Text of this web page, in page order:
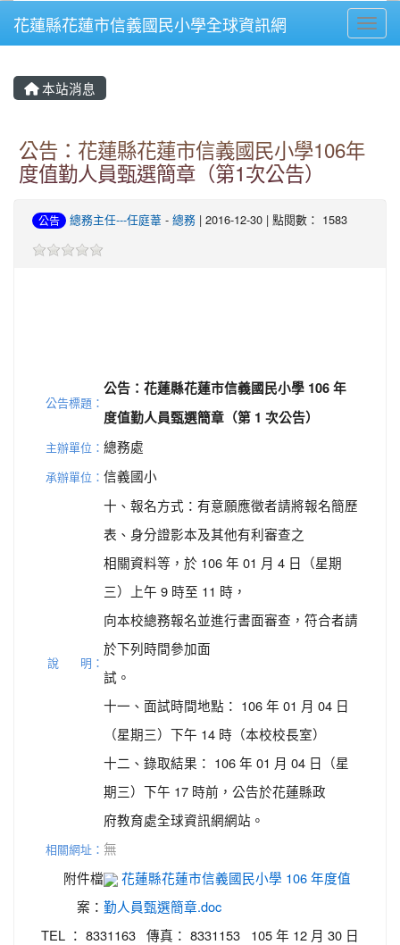
⏸
花蓮縣花蓮市信義國民小學全球資訊網
本站消息
公告：花蓮縣花蓮市信義國民小學106年
度值勤人員甄選簡章（第1次公告）
公告 總務主任---任庭葦 - 總務 | 2016-12-30 | 點閱數： 1583
公告標題：
公告：花蓮縣花蓮市信義國民小學 106 年
度值勤人員甄選簡章（第 1 次公告）
主辦單位： 總務處
承辦單位： 信義國小
說 明：
十、報名方式：有意願應徵者請將報名簡歷
表、身分證影本及其他有利審查之
相關資料等，於 106 年 01 月 4 日（星期
三）上午 9 時至 11 時，
向本校總務報名並進行書面審查，符合者請
於下列時間參加面
試。
十一、面試時間地點： 106 年 01 月 04 日
（星期三）下午 14 時（本校校長室）
十二、錄取結果： 106 年 01 月 04 日（星
期三）下午 17 時前，公告於花蓮縣政
府教育處全球資訊網網站。
相關網址： 無
附件檔
案：
花蓮縣花蓮市信義國民小學 106 年度值
勤人員甄選簡章.doc
TEL ： 8331163 傳真： 8331153 105 年 12 月 30 日